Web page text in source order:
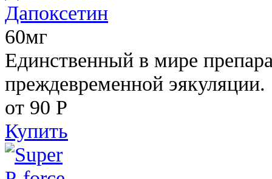
Дапоксетин
60мг
Единственный в мире
преждевременной эякуляции.
от 90 Р
Купить